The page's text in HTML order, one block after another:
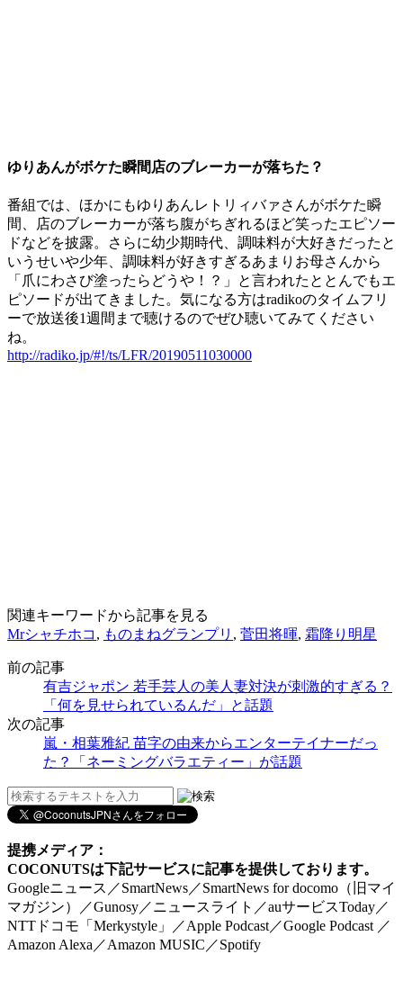
ゆりあんがボケた瞬間店のブレーカーが落ちた？
番組では、ほかにもゆりあんレトリィバァさんがボケた瞬
間、店のブレーカーが落ち腹がちぎれるほど笑ったエピソー
ドなどを披露。さらに幼少期時代、調味料が大好きだったと
いうせいや少年、調味料が好きすぎるあまりお母さんから
「爪にわさび塗ったらどうや！？」と言われたととんでもエ
ピソードが出てきました。気になる方はradikoのタイムフリ
ーで放送後1週間まで聴けるのでぜひ聴いてみてください
ね。
http://radiko.jp/#!/ts/LFR/20190511030000
関連キーワードから記事を見る
Mrシャチホコ , ものまねグランプリ , 菅田将暉, 霜降り明星
前の記事
有吉ジャポン 若手芸人の美人妻対決が刺激的すぎる？
「何を見せられているんだ」と話題
次の記事
嵐・相葉雅紀 苗字の由来からエンターテイナーだっ
た？「ネーミングバラエティー」が話題
提携メディア：
COCONUTSは下記サービスに記事を提供しております。
Googleニュース／SmartNews／SmartNews for docomo（旧マイ
マガジン）／Gunosy／ニュースライト／auサービスToday／
NTTドコモ「Merkystyle」／Apple Podcast／Google Podcast ／
Amazon Alexa／Amazon MUSIC／Spotify